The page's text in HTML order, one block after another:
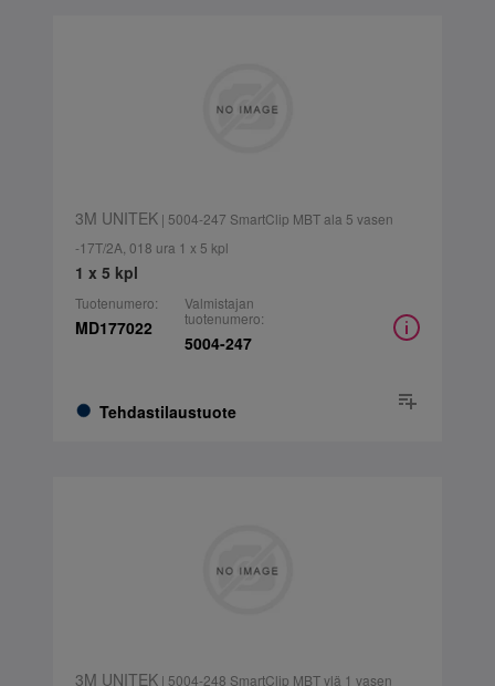
3M UNITEK| 5004-247 SmartClip MBT ala 5 vasen
-17T/2A, 018 ura 1 x 5 kpl
1 x 5 kpl
Tuotenumero:
MD177022
Tehdastilaustuote
Valmistajan
tuotenumero:
5004-247
3M UNITEK| 5004-248 SmartClip MBT ylä 1 vasen